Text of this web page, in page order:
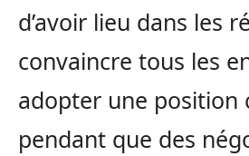
d’avoir lieu dans les
convaincre tous les
adopter une position
pendant que des